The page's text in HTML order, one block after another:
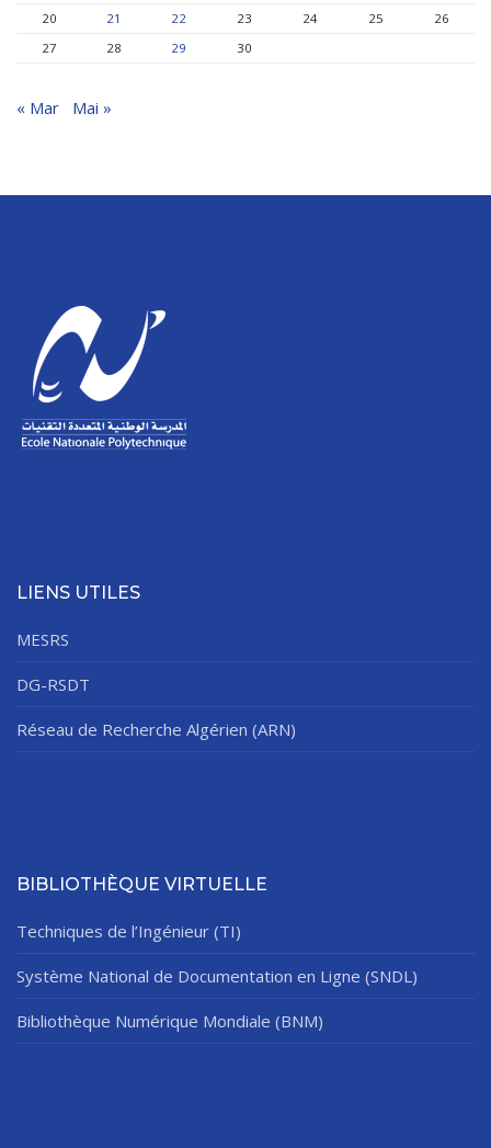
20
21 22 23 24 25
26
27
28 29 30
« Mar Mai »
LIENS UTILES
MESRS
DG-RSDT
Réseau de Recherche Algérien (ARN)
BIBLIOTHÈQUE VIRTUELLE
Techniques de l’Ingénieur (TI)
Système National de Documentation en Ligne (SNDL)
Bibliothèque Numérique Mondiale (BNM)